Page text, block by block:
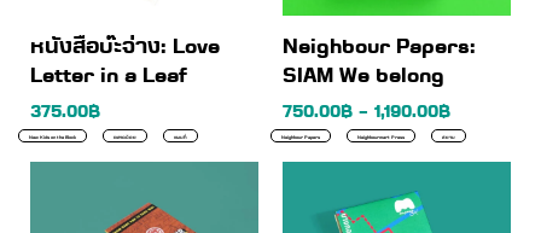
หนังสือบ๊ะจ่าง: Love
Letter in a Leaf
375.00฿
New Kids on the Block ตลาดน้อย แผนที่
Neighbour Papers:
SIAM We belong
750.00฿ – 1,190.00฿
Neighbour Papers Neighbourmart Press สยาม